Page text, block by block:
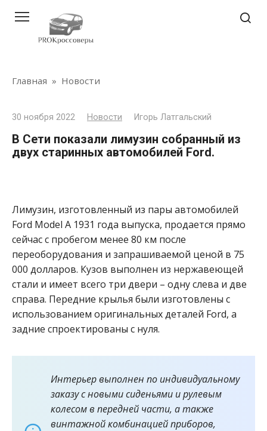
контенту
Главная » Новости
30 ноября 2022 Новости Игорь Латгальский
В Сети показали лимузин собранный из
двух старинных автомобилей Ford.
Лимузин, изготовленный из пары автомобилей
Ford Model A 1931 года выпуска, продается прямо
сейчас с пробегом менее 80 км после
переоборудования и запрашиваемой ценой в 75
000 долларов. Кузов выполнен из нержавеющей
стали и имеет всего три двери – одну слева и две
справа. Передние крылья были изготовлены с
использованием оригинальных деталей Ford, а
задние спроектированы с нуля.
Интерьер выполнен по индивидуальному
заказу с новыми сиденьями и рулевым
колесом в передней части, а также
винтажной комбинацией приборов,